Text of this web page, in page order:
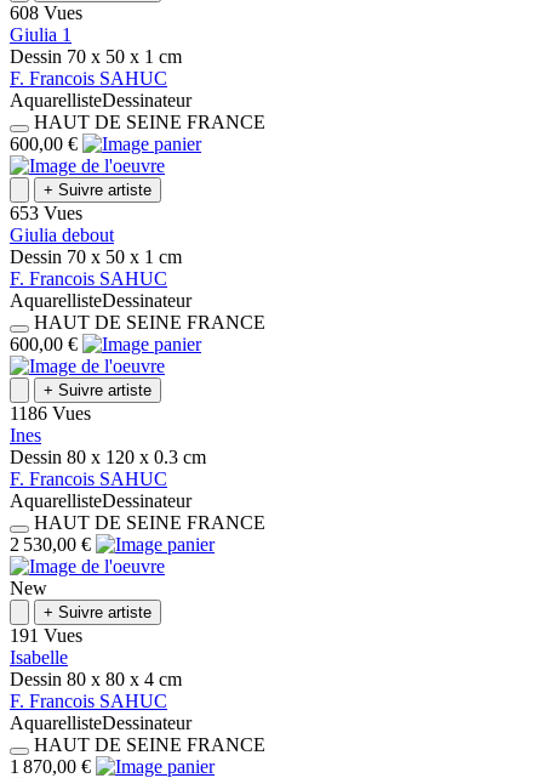
608 Vues
Giulia 1
Dessin 70 x 50 x 1 cm
F. Francois SAHUC
AquarellisteDessinateur
HAUT DE SEINE FRANCE
600,00 €
+ Suivre artiste
653 Vues
Giulia debout
Dessin 70 x 50 x 1 cm
F. Francois SAHUC
AquarellisteDessinateur
HAUT DE SEINE FRANCE
600,00 €
+ Suivre artiste
1186 Vues
Ines
Dessin 80 x 120 x 0.3 cm
F. Francois SAHUC
AquarellisteDessinateur
HAUT DE SEINE FRANCE
2 530,00 €
New
+ Suivre artiste
191 Vues
Isabelle
Dessin 80 x 80 x 4 cm
F. Francois SAHUC
AquarellisteDessinateur
HAUT DE SEINE FRANCE
1 870,00 €